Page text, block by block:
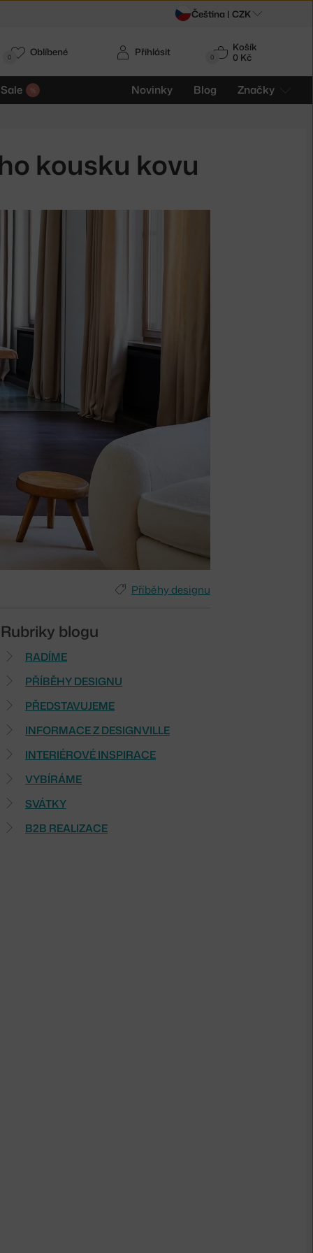
0
Košík
0 Kč
Novinky Blog Značky
Přihlásit
0 Oblíbené
kousku kovu
Příběhy designu
Rubriky blogu
RADÍME
PŘÍBĚHY DESIGNU
PŘEDSTAVUJEME
INFORMACE Z DESIGNVILLE
INTERIÉROVÉ INSPIRACE
VYBÍRÁME
SVÁTKY
B2B REALIZACE
Čeština | CZK